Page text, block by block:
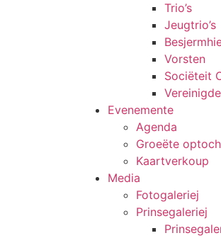
Trio’s
Jeugtrio’s
Vorsten
Sociëteit
Evenemente
Agenda
Groeëte optoch
Kaartverkoup
Media
Fotogaleriej
Prinsegaleriej